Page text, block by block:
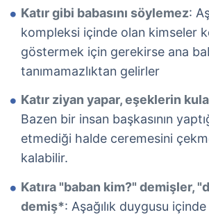
Katır gibi babasını söylemez:
kompleksi içinde olan kimseler
göstermek için gerekirse ana
tanımamazlıktan gelirler
Katır ziyan yapar, eşeklerin
Bazen bir insan başkasının
etmediği halde ceremesini
kalabilir.
Katıra "baban kim?" demişler,
demiş*: Aşağılık duygusu